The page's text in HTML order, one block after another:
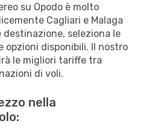
su Opodo è molto
Cagliari e Malaga
seleziona le
opzioni disponibili. Il nostro
le migliori tariffe tra
di voli.
nella